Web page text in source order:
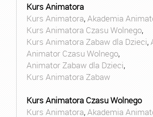
Kurs Animatora
Kurs Animatora,Akademia
Kurs Animatora Czasu Wolnego,
Kurs Animatora Zabaw dla Dzieci,
Animator Czasu Wolnego,
Animator Zabaw dla Dzieci,
Kurs Animatora Zabaw
Kurs Animatora Czasu Wolnego
Kurs Animatora,Akademia